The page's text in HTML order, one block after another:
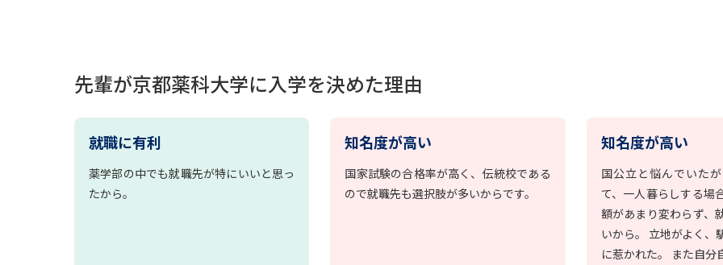
大学で学びたい学問発見
学問のミニ講義「夢ナビ講義」 学問
先輩が京都薬科大学に入学を決めた理由
就職に有利
薬学部の中でも就職先が特にいいと思っ
たから。
知名度が高い
国家試験の合格率が高く、伝統校である
ので就職先も選択肢が多いからです。
知名度が高い
国公立と悩んでいた
て、一人暮らしする場
額があまり変わらず、
いから。 立地がよく、
に惹かれた。 また自分